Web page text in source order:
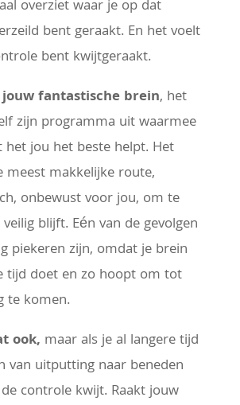
overziet waar je op dat
bent geraakt. En het voelt
bent kwijtgeraakt.
fantastische brein, het
zijn programma uit waarmee
jou het beste helpt. Het
meest makkelijke route,
onbewust voor jou, om te
blijft. Eén van de gevolgen
piekeren zijn, omdat je brein
tijd doet en zo hoopt om tot
te komen.
ook, maar als je al langere tijd
van uitputting naar beneden
controle kwijt. Raakt jouw